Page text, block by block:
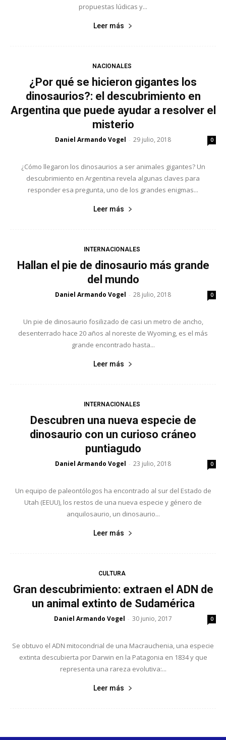
propuestas lúdicas y...
Leer más
NACIONALES
¿Por qué se hicieron gigantes los
dinosaurios?: el descubrimiento en
Argentina que puede ayudar a resolver el
misterio
Daniel Armando Vogel - 29 julio, 2018 0
¿Cómo llegaron los dinosaurios a ser animales gigantes? Un
descubrimiento en Argentina revela algunas claves para
responder esa pregunta, uno de los grandes enigmas...
Leer más
INTERNACIONALES
Hallan el pie de dinosaurio más grande
del mundo
Daniel Armando Vogel - 28 julio, 2018 0
Un pie de dinosaurio fosilizado de casi un metro de ancho,
desenterrado hace 20 años al noreste de Wyoming, es el más
grande encontrado hasta...
Leer más
INTERNACIONALES
Descubren una nueva especie de
dinosaurio con un curioso cráneo
puntiagudo
Daniel Armando Vogel - 23 julio, 2018 0
Un equipo de paleontólogos ha encontrado al sur del Estado de
Utah (EEUU), los restos de una nueva especie y género de
anquilosaurio, un dinosaurio...
Leer más
CULTURA
Gran descubrimiento: extraen el ADN de
un animal extinto de Sudamérica
Daniel Armando Vogel - 30 junio, 2017 0
Se obtuvo el ADN mitocondrial de una Macrauchenia, una especie
extinta descubierta por Darwin en la Patagonia en 1834 y que
representa una rareza evolutiva:...
Leer más